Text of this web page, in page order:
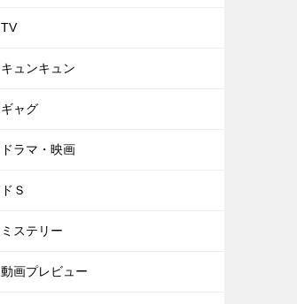
TV
キュンキュン
ギャグ
ドラマ・映画
ドＳ
ミステリー
動画プレビュー